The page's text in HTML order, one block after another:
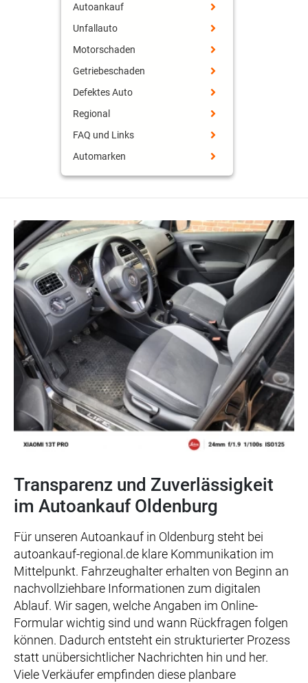
Autoankauf
Unfallauto
Motorschaden
Getriebeschaden
Defektes Auto
Regional
FAQ und Links
Automarken
Transparenz und Zuverlässigkeit
im Autoankauf Oldenburg
Für unseren Autoankauf in Oldenburg steht bei
autoankauf-regional.de klare Kommunikation im
Mittelpunkt. Fahrzeughalter erhalten von Beginn an
nachvollziehbare Informationen zum digitalen
Ablauf. Wir sagen, welche Angaben im Online-
Formular wichtig sind und wann Rückfragen folgen
können. Dadurch entsteht ein strukturierter Prozess
statt unübersichtlicher Nachrichten hin und her.
Viele Verkäufer empfinden diese planbare